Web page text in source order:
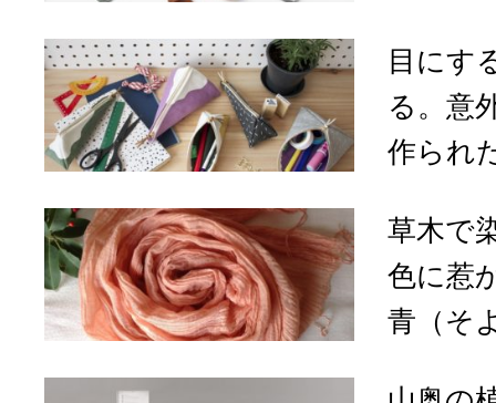
目にす
る。意
作られ
草木で
色に惹
青（そ